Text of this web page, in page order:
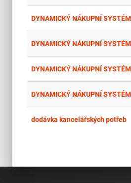
dodávka kancelářských potřeb